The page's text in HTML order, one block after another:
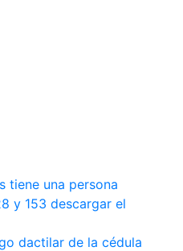
tiene una persona
y 153 descargar el
dactilar de la cédula